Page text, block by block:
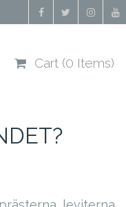
Cart (0 Items)